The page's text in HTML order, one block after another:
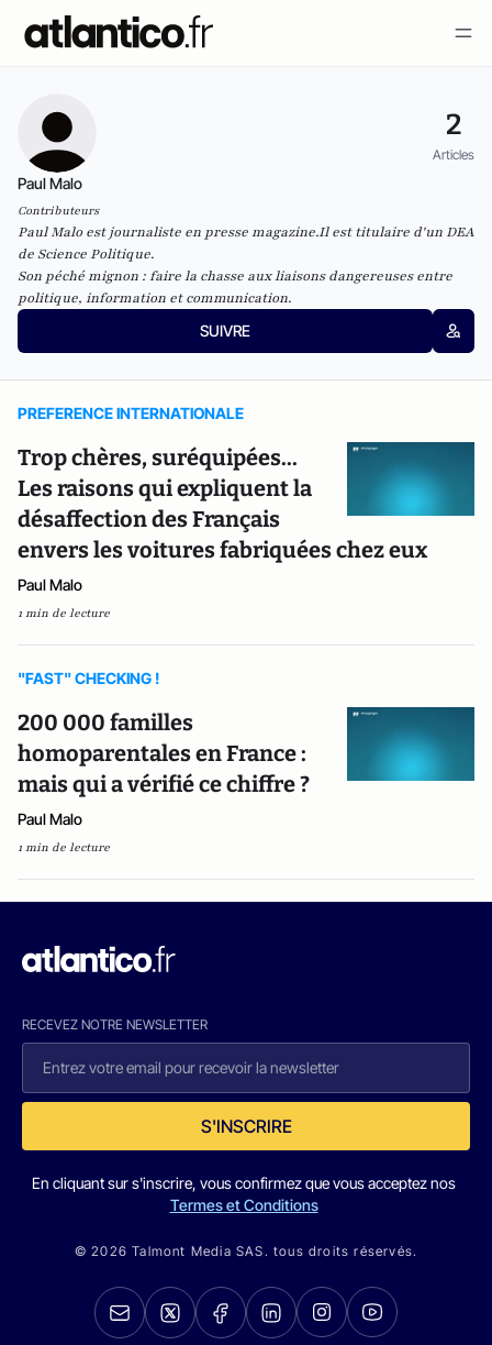
2
Articles
Paul Malo
Contributeurs
Paul Malo est journaliste en presse magazine.Il est titulaire d'un DEA
de Science Politique.
Son péché mignon : faire la chasse aux liaisons dangereuses entre
politique, information et communication.
SUIVRE
PREFERENCE INTERNATIONALE
Trop chères, suréquipées...
Les raisons qui expliquent la
désaffection des Français
envers les voitures fabriquées chez eux
Paul Malo
1 min de lecture
"FAST" CHECKING !
200 000 familles
homoparentales en France :
mais qui a vérifié ce chiffre ?
Paul Malo
1 min de lecture
RECEVEZ NOTRE NEWSLETTER
S'INSCRIRE
En cliquant sur s'inscrire, vous confirmez que vous acceptez nos
Termes et Conditions
© 2026 Talmont Media SAS. tous droits réservés.